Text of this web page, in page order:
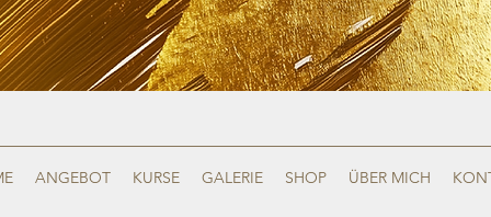
ANGEBOT KURSE GALERIE SHOP ÜBER MICH